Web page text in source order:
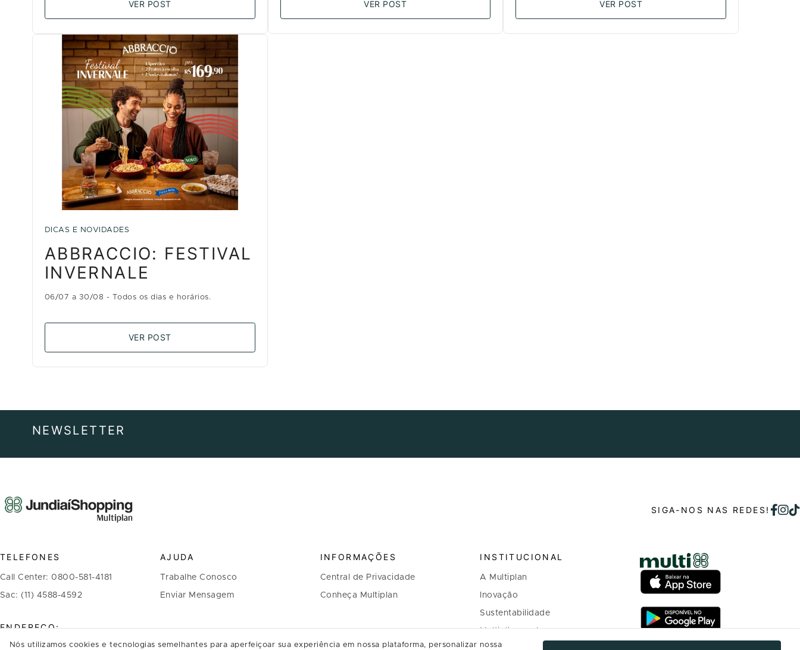
VER POST VER POST VER POST
DICAS E NOVIDADES
ABBRACCIO: FESTIVAL
INVERNALE
06/07 a 30/08 - Todos os dias e horários.
VER POST
NEWSLETTER
SIGA-NOS NAS REDES!
TELEFONES
Call Center: 0800-581-4181
Sac: (11) 4588-4592
ENDEREÇO:
AJUDA
Trabalhe Conosco
Enviar Mensagem
INFORMAÇÕES
Central de Privacidade
Conheça Multiplan
INSTITUCIONAL
A Multiplan
Inovação
Sustentabilidade
Multiplique o bem
Nós utilizamos cookies e tecnologias semelhantes para aperfeiçoar sua experiência em nossa plataforma, personalizar nossa